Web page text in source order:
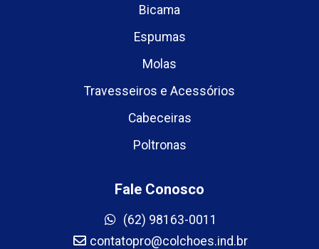
Bicama
Espumas
Molas
Travesseiros e Acessórios
Cabeceiras
Poltronas
Fale Conosco
(62) 98163-0011
contatopro@colchoes.ind.br